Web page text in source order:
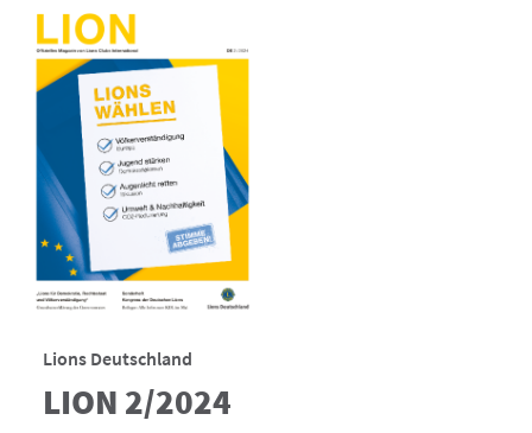
Lions Deutschland
LION 2/2024